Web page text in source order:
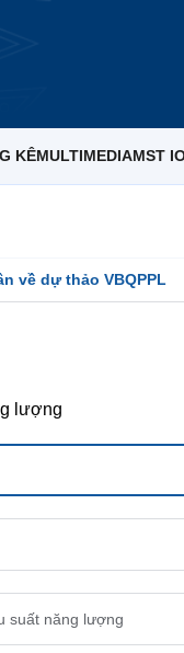
KÊMULTIMEDIAMST
về dự thảo VBQPPL
lượng